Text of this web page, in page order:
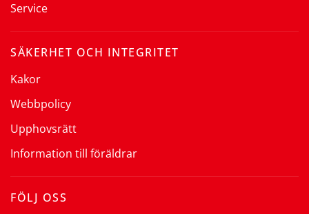
Service
SÄKERHET OCH INTEGRITET
Kakor
Webbpolicy
Upphovsrätt
Information till föräldrar
FÖLJ OSS